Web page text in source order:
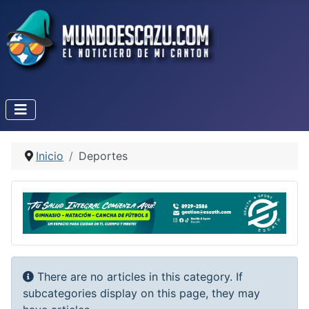
Inicio Deportes
Info
There are no articles in this category. If
subcategories display on this page, they may